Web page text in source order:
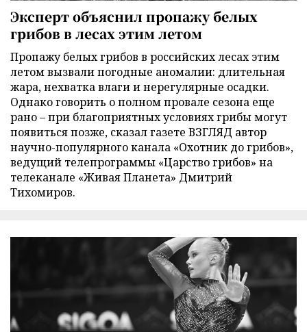
Эксперт объяснил пропажу белых
грибов в лесах этим летом
Пропажу белых грибов в российских лесах этим
летом вызвали погодные аномалии: длительная
жара, нехватка влаги и нерегулярные осадки.
Однако говорить о полном провале сезона еще
рано – при благоприятных условиях грибы могут
появиться позже, сказал газете ВЗГЛЯД автор
научно-популярного канала «Охотник до грибов»,
ведущий телепрограммы «Царство грибов» на
телеканале «Живая Планета» Дмитрий
Тихомиров.